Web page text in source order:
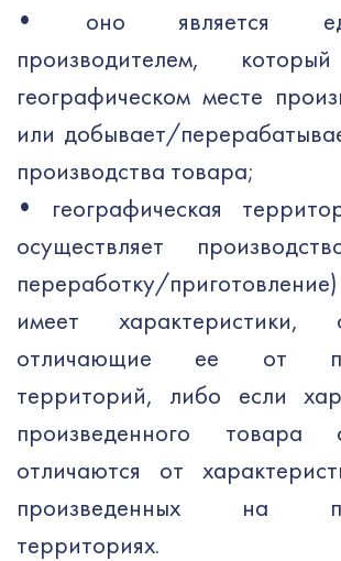
• оно является
производителем,
географическом месте
или добывает/
производства товара;
• географическая
осуществляет
переработку/
имеет характеристики,
отличающие ее от
территорий, либо если
произведенного товара
отличаются от
произведенных на
территориях.